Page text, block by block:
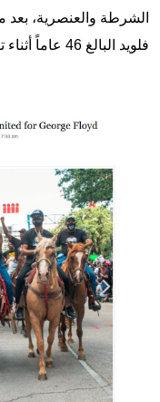
الشرطة والعنصرية، بعد
فلويد البالغ 46 عاماً أثناء توقيفه.